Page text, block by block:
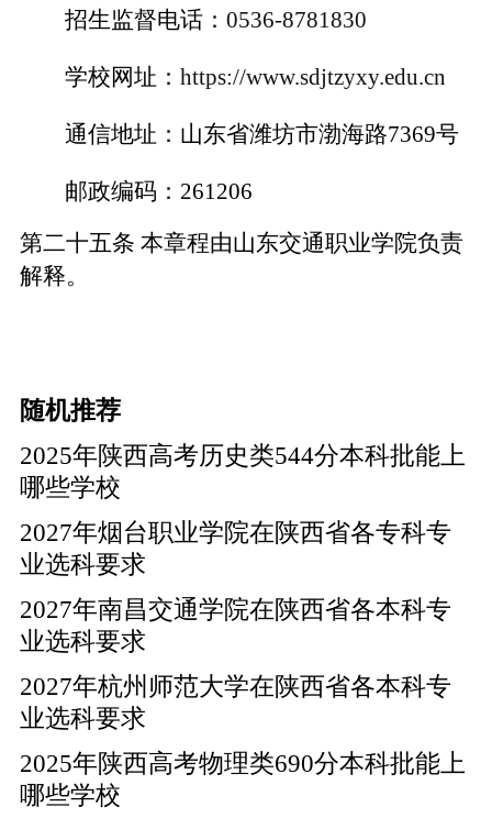
招生监督电话： 0536-8781830
学校网址： https://www.sdjtzyxy.edu.cn
通信地址：山东省潍坊市渤海路7369号
邮政编码： 261206
第二十五条 本章程由山东交通职业学院负责
解释。
随机推荐
2025年陕西高考历史类544分本科批能上
哪些学校
2027年烟台职业学院在陕西省各专科专
业选科要求
2027年南昌交通学院在陕西省各本科专
业选科要求
2027年杭州师范大学在陕西省各本科专
业选科要求
2025年陕西高考物理类690分本科批能上
哪些学校